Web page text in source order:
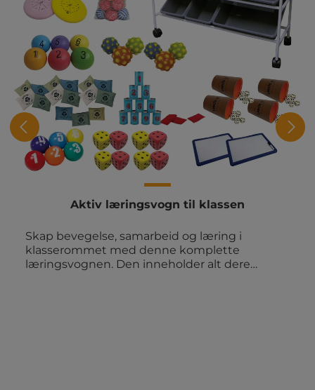
Aktiv læringsvogn til klassen
Skap bevegelse, samarbeid og læring i
klasserommet med denne komplette
læringsvognen. Den inneholder alt dere